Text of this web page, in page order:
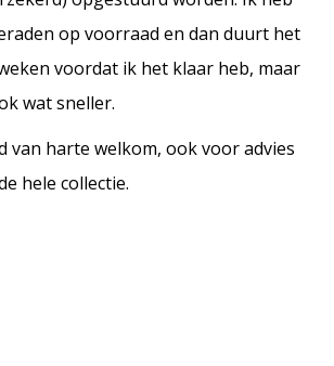
op voorraad en dan duurt het
voordat ik het klaar heb, maar
wat sneller.
van harte welkom, ook voor advies
hele collectie.